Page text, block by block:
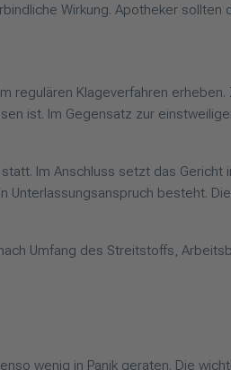
Wirkung. Apotheker
regulären Klageverfahren
ist. Im Gegensatz zur
Im Anschluss setzt das
besteht.
Umfang des Streitstoffs,
wenig in Panik geraten. Die